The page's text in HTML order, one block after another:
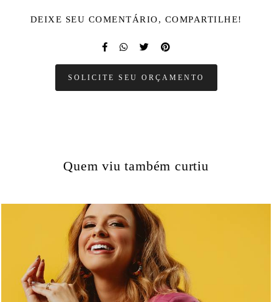
DEIXE SEU COMENTÁRIO, COMPARTILHE!
SOLICITE SEU ORÇAMENTO
Quem viu também curtiu